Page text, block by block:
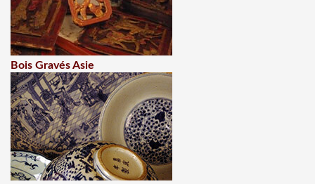
Bois Gravés Asie